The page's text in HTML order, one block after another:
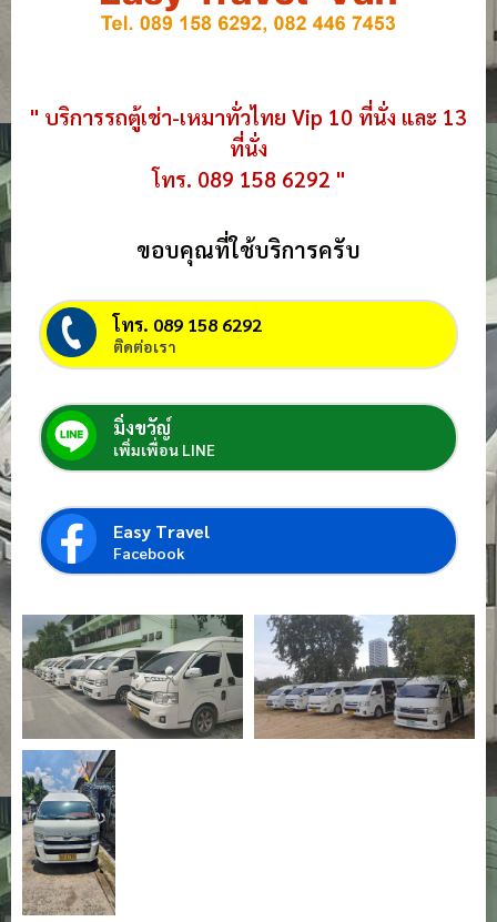
" บริการรถตู้เช่า-เหมาทั่วไทย Vip 10 ที่นั่ง และ 13
ที่นั่ง
โทร. 089 158 6292 "
ขอบคุณที่ใช้บริการครับ
โทร. 089 158 6292
ติดต่อเรา
มิ่งขวัญ์
เพิ่มเพื่อน LINE
Easy Travel
Facebook